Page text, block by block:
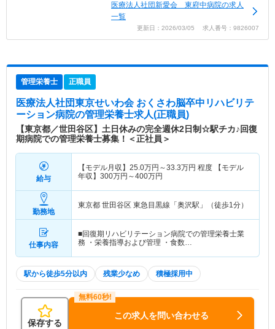
医療法人社団新愛会 東府中病院の求人
一覧
更新日：2026/03/05 求人番号：9826007
管理栄養士 正職員
医療法人社団東京せいわ会 おくさわ脳卒中リハビリテ
ーション病院の管理栄養士求人(正職員)
【東京都／世田谷区】土日休みの完全週休2日制☆駅チカ♪回復
期病院での管理栄養士募集！＜正社員＞
給与
【モデル月収】 25.0万円～33.3万円 程度 【モデル
年収】 300万円～400万円
勤務地
東京都 世田谷区 東急目黒線「奥沢駅」（徒歩1分）
仕事内容
■回復期リハビリテーション病院での管理栄養士業
務 ・栄養指導および管理 ・食数…
駅から徒歩5分以内 残業少なめ 積極採用中
保存する
この求人を問い合わせる